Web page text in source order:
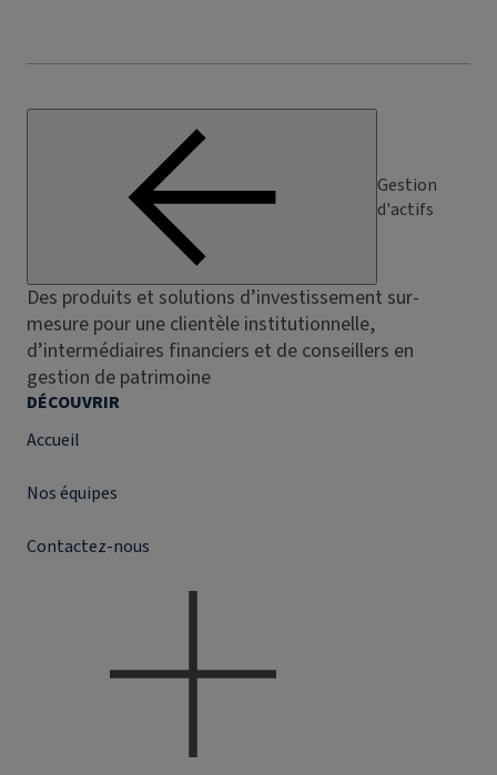
Gestion
d'actifs
Des produits et solutions d’investissement sur-
mesure pour une clientèle institutionnelle,
d’intermédiaires financiers et de conseillers en
gestion de patrimoine
DÉCOUVRIR
Accueil
Nos équipes
Contactez-nous